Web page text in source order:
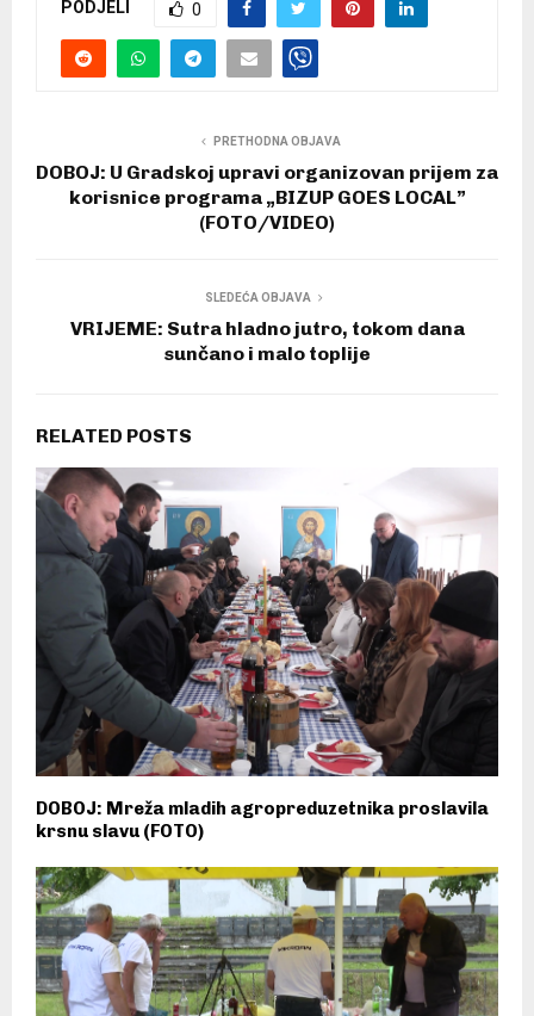
PODJELI 0
PRETHODNA OBJAVA
DOBOJ: U Gradskoj upravi organizovan prijem za
korisnice programa „BIZUP GOES LOCAL”
(FOTO/VIDEO)
SLEDEĆA OBJAVA
VRIJEME: Sutra hladno jutro, tokom dana
sunčano i malo toplije
RELATED POSTS
DOBOJ: Mreža mladih agropreduzetnika proslavila
krsnu slavu (FOTO)